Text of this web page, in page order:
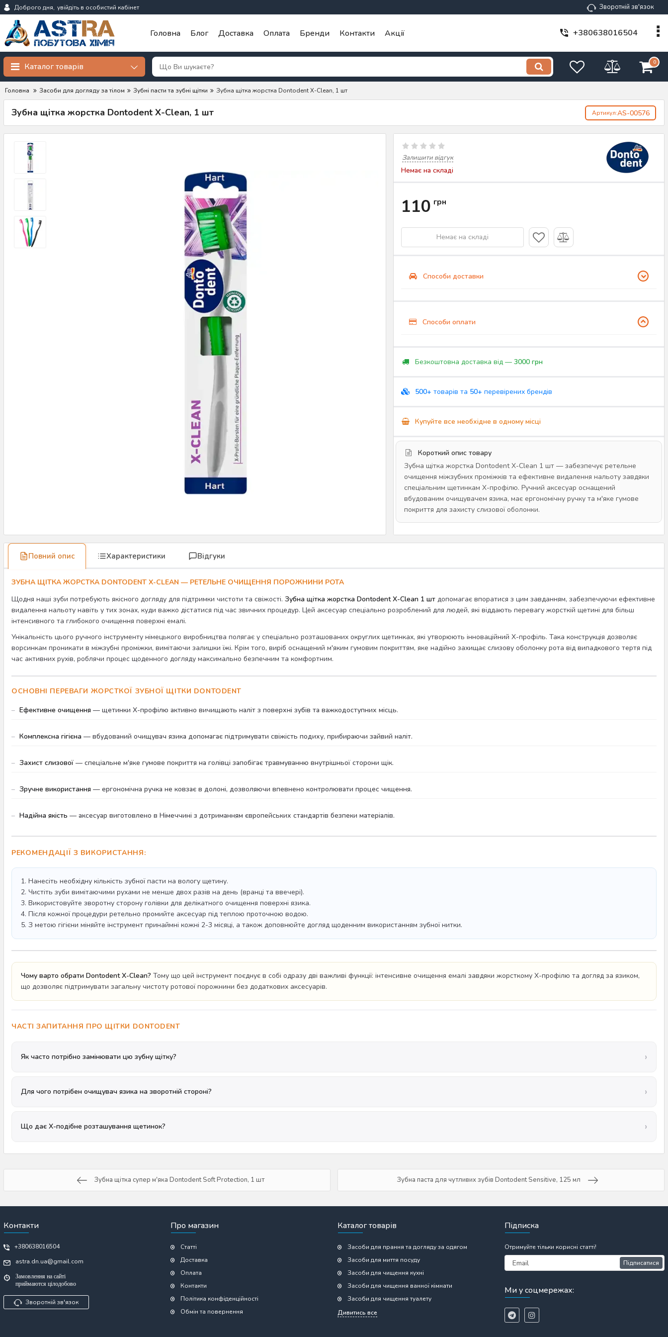
Доброго дня, увійдіть в особистий кабінет Зворотній зв'язок
Головна Блог Доставка Оплата Бренди Контакти Акції +380638016504
Каталог товарів 0
Головна Засоби для догляду за тілом Зубні пасти та зубні щітки Зубна щітка жорстка Dontodent X-Clean, 1 шт
Зубна щітка жорстка Dontodent X-Clean, 1 шт Артикул:AS-00576
Залишити відгук
Немає на складі
110 грн
Немає на складі
Способи доставки
Способи оплати
Безкоштовна доставка від — 3000 грн
500+ товарів та 50+ перевірених брендів
Купуйте все необхідне в одному місці
Короткий опис товару
Зубна щітка жорстка Dontodent X-Clean 1 шт — забезпечує ретельне
очищення міжзубних проміжків та ефективне видалення нальоту завдяки
спеціальним щетинкам Х-профілю. Ручний аксесуар оснащений
вбудованим очищувачем язика, має ергономічну ручку та м'яке гумове
покриття для захисту слизової оболонки.
Повний опис Характеристики Відгуки
ЗУБНА ЩІТКА ЖОРСТКА DONTODENT X-CLEAN — РЕТЕЛЬНЕ ОЧИЩЕННЯ ПОРОЖНИНИ РОТА
Щодня наші зуби потребують якісного догляду для підтримки чистоти та свіжості. Зубна щітка жорстка Dontodent X-Clean 1 шт допомагає впоратися з цим завданням, забезпечуючи ефективне
видалення нальоту навіть у тих зонах, куди важко дістатися під час звичних процедур. Цей аксесуар спеціально розроблений для людей, які віддають перевагу жорсткій щетині для більш
інтенсивного та глибокого очищення поверхні емалі.
Унікальність цього ручного інструменту німецького виробництва полягає у спеціально розташованих округлих щетинках, які утворюють інноваційний Х-профіль. Така конструкція дозволяє
ворсинкам проникати в міжзубні проміжки, вимітаючи залишки їжі. Крім того, виріб оснащений м'яким гумовим покриттям, яке надійно захищає слизову оболонку рота від випадкового тертя під
час активних рухів, роблячи процес щоденного догляду максимально безпечним та комфортним.
ОСНОВНІ ПЕРЕВАГИ ЖОРСТКОЇ ЗУБНОЇ ЩІТКИ DONTODENT
Ефективне очищення — щетинки Х-профілю активно вичищають наліт з поверхні зубів та важкодоступних місць.
Комплексна гігієна — вбудований очищувач язика допомагає підтримувати свіжість подиху, прибираючи зайвий наліт.
Захист слизової — спеціальне м'яке гумове покриття на голівці запобігає травмуванню внутрішньої сторони щік.
Зручне використання — ергономічна ручка не ковзає в долоні, дозволяючи впевнено контролювати процес чищення.
Надійна якість — аксесуар виготовлено в Німеччині з дотриманням європейських стандартів безпеки матеріалів.
РЕКОМЕНДАЦІЇ З ВИКОРИСТАННЯ:
1. Нанесіть необхідну кількість зубної пасти на вологу щетину.
2. Чистіть зуби вимітаючими рухами не менше двох разів на день (вранці та ввечері).
3. Використовуйте зворотну сторону голівки для делікатного очищення поверхні язика.
4. Після кожної процедури ретельно промийте аксесуар під теплою проточною водою.
5. З метою гігієни міняйте інструмент принаймні кожні 2-3 місяці, а також доповнюйте догляд щоденним використанням зубної нитки.
Чому варто обрати Dontodent X-Clean? Тому що цей інструмент поєднує в собі одразу дві важливі функції: інтенсивне очищення емалі завдяки жорсткому Х-профілю та догляд за язиком,
що дозволяє підтримувати загальну чистоту ротової порожнини без додаткових аксесуарів.
ЧАСТІ ЗАПИТАННЯ ПРО ЩІТКИ DONTODENT
Як часто потрібно замінювати цю зубну щітку?
Для чого потрібен очищувач язика на зворотній стороні?
Що дає Х-подібне розташування щетинок?
Зубна щітка супер м'яка Dontodent Soft Protection, 1 шт Зубна паста для чутливих зубів Dontodent Sensitive, 125 мл
Контакти
+380638016504
astra.dn.ua@gmail.com
Замовлення на сайті
приймаются цілодобово
Зворотній зв'язок
Про магазин
Статті
Доставка
Оплата
Контакти
Політика конфіденційності
Обмін та повернення
Каталог товарів
Засоби для прання та догляду за одягом
Засоби для миття посуду
Засоби для чищення кухні
Засоби для чищення ванної кімнати
Засоби для чищення туалету
Дивитись все
Підписка
Отримуйте тільки корисні статті!
Підписатися
Ми у соцмережах: